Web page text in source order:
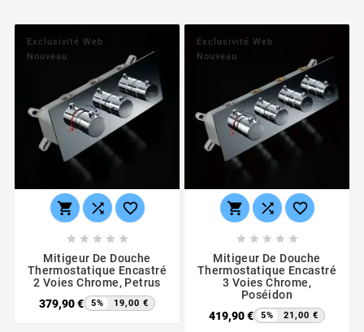
Exclusivité Web
Nouveau
  
    
Mitigeur De Douche
Thermostatique Encastré
2 Voies Chrome, Petrus
379,90 €
5% 19,00 €
Exclusivité Web
Nouveau
  
    
Mitigeur De Douche
Thermostatique Encastré
3 Voies Chrome,
Poséidon
419,90 €
5% 21,00 €